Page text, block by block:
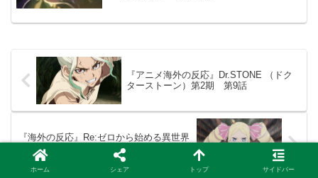
『アニメ海外の反応』Dr.STONE （ドク
ターストーン）第2期 第9話
『海外の反応』Re:ゼロから始める異世界
生活 第49話（2期第24話）
ホーム シェア トップ サイドバー